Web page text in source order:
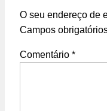
O seu endereço de
Campos
Comentário *